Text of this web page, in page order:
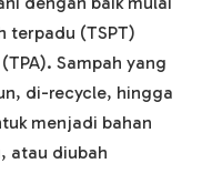
terpadu (TSPT)
Sampah yang
di-recycle, hingga
menjadi bahan
atau diubah